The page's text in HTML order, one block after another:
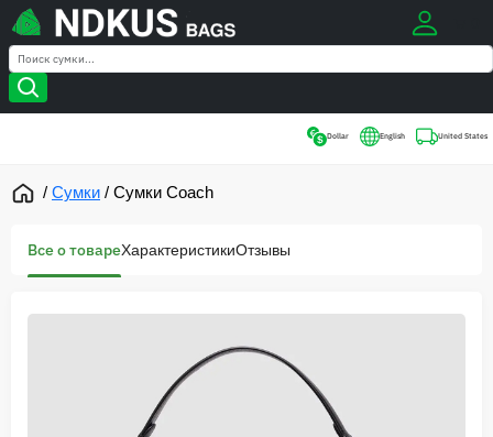
Search
Search
Dollar English United States
/ Сумки / Сумки Coach
Все о товареХарактеристикиОтзывы